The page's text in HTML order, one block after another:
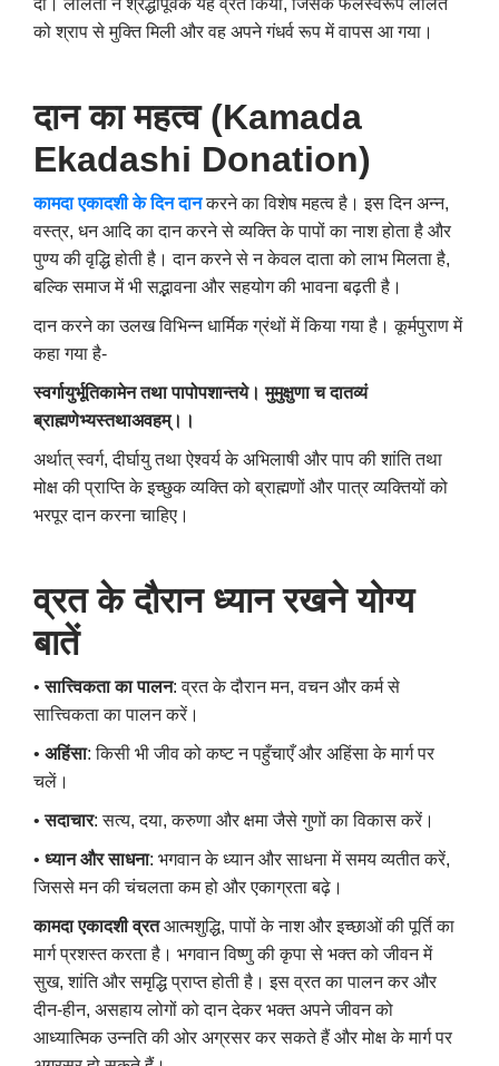
दी। ललिता ने श्रद्धापूर्वक यह व्रत किया, जिसके फलस्वरूप ललित
को श्राप से मुक्ति मिली और वह अपने गंधर्व रूप में वापस आ गया।
दान का महत्व (Kamada
Ekadashi Donation)
कामदा एकादशी के दिन दानकरने का विशेष महत्व है। इस दिन अन्न,
वस्त्र, धन आदि का दान करने से व्यक्ति के पापों का नाश होता है और
पुण्य की वृद्धि होती है। दान करने से न केवल दाता को लाभ मिलता है,
बल्कि समाज में भी सद्भावना और सहयोग की भावना बढ़ती है।
दान करने का उलख विभिन्न धार्मिक ग्रंथों में किया गया है। कूर्मपुराण में
कहा गया है-
स्वर्गायुर्भूतिकामेन तथा पापोपशान्तये। मुमुक्षुणा च दातव्यं
ब्राह्मणेभ्यस्तथाअवहम्।।
अर्थात् स्वर्ग, दीर्घायु तथा ऐश्वर्य के अभिलाषी और पाप की शांति तथा
मोक्ष की प्राप्ति के इच्छुक व्यक्ति को ब्राह्मणों और पात्र व्यक्तियों को
भरपूर दान करना चाहिए।
व्रत के दौरान ध्यान रखने योग्य
बातें
•सात्त्विकता का पालन: व्रत के दौरान मन, वचन और कर्म से
सात्त्विकता का पालन करें।
• अहिंसा: किसी भी जीव को कष्ट न पहुँचाएँ और अहिंसा के मार्ग पर
चलें।
•सदाचार: सत्य, दया, करुणा और क्षमा जैसे गुणों का विकास करें।
• ध्यान और साधना: भगवान के ध्यान और साधना में समय व्यतीत करें,
जिससे मन की चंचलता कम हो और एकाग्रता बढ़े।
कामदा एकादशी व्रतआत्मशुद्धि, पापों के नाश और इच्छाओं की पूर्ति का
मार्ग प्रशस्त करता है। भगवान विष्णु की कृपा से भक्त को जीवन में
सुख, शांति और समृद्धि प्राप्त होती है। इस व्रत का पालन कर और
दीन-हीन, असहाय लोगों को दान देकर भक्त अपने जीवन को
आध्यात्मिक उन्नति की ओर अग्रसर कर सकते हैं और मोक्ष के मार्ग पर